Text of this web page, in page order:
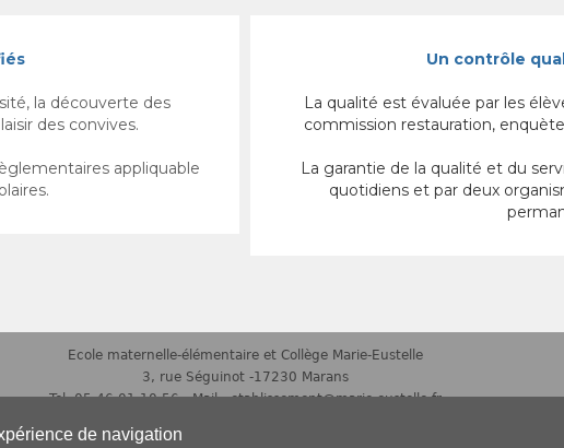
de navigation
la découverte des
des convives.
appliquable
Un contrôle
La qualité est évaluée par les
commission restauration,
La garantie de la qualité et du
quotidiens et par deux
Ecole maternelle-élémentaire et Collège Marie-Eustelle
3, rue Séguinot -17230 Marans
Tel. 05 46 01 10 56 - Mail : etablissement@marie-eustelle.fr